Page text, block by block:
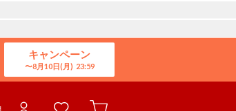
キャンペーン
8月10日(月)